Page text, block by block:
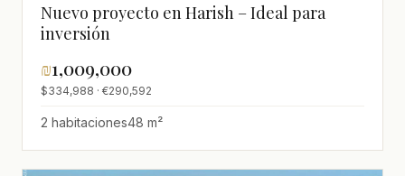
Nuevo proyecto en Harish – Ideal para
inversión
₪1,009,000
$334,988 · €290,592
2 habitaciones48 m²